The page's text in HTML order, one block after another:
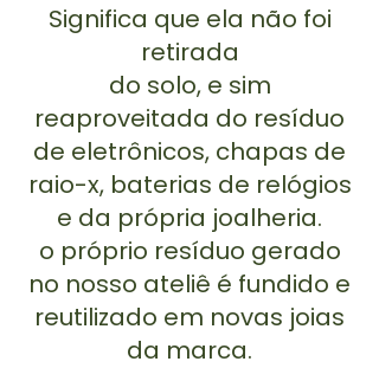
Significa que ela não foi
retirada
do solo, e sim
reaproveitada do resíduo
de eletrônicos, chapas de
raio-x, baterias de relógios
e da própria joalheria.
o próprio resíduo gerado
no nosso ateliê é fundido e
reutilizado em novas joias
da marca.